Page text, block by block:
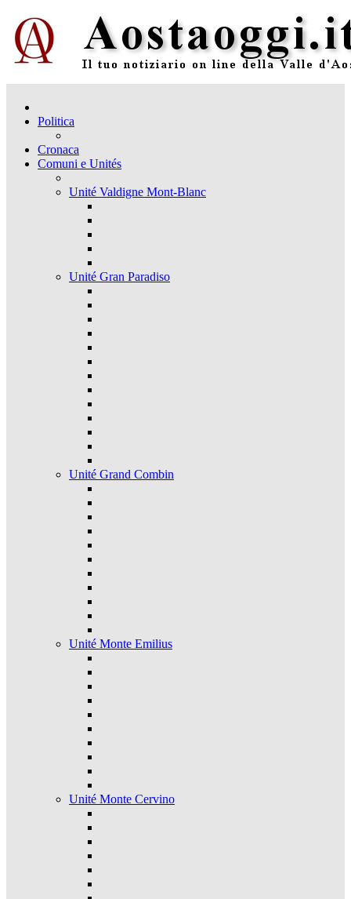
Politica
Cronaca
Comuni e Unités
Unité Valdigne Mont-Blanc
Unité Gran Paradiso
Unité Grand Combin
Unité Monte Emilius
Unité Monte Cervino